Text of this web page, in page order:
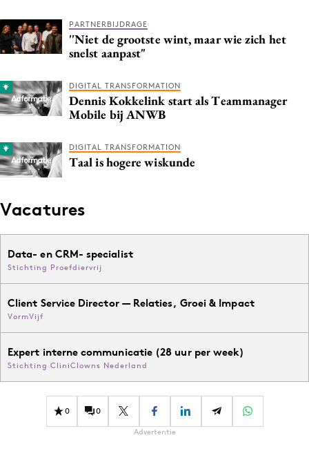
PARTNERBIJDRAGE
''Niet de grootste wint, maar wie zich het
snelst aanpast"
DIGITAL TRANSFORMATION
Dennis Kokkelink start als Teammanager
Mobile bij ANWB
DIGITAL TRANSFORMATION
Taal is hogere wiskunde
Vacatures
Data- en CRM- specialist
Stichting Proefdiervrij
Client Service Director — Relaties, Groei & Impact
VormVijf
Expert interne communicatie (28 uur per week)
Stichting CliniClowns Nederland
0 0
Advertentie